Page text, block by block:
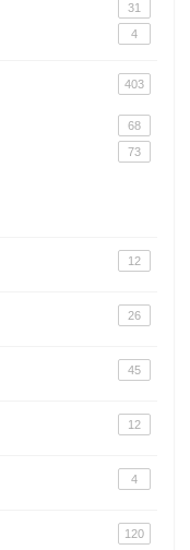
31
4
403
68
73
12
26
45
12
4
120